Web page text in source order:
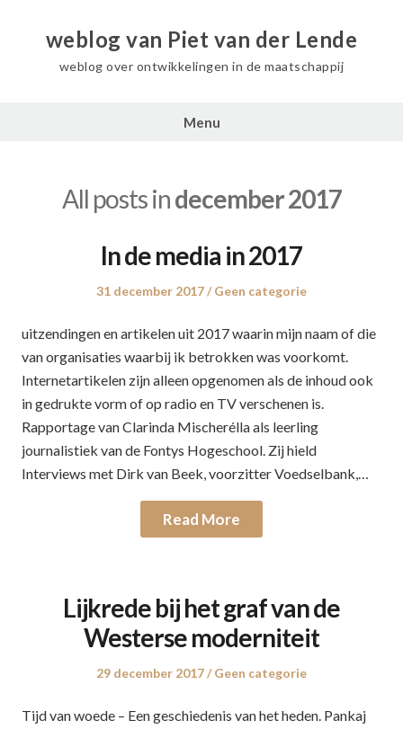
weblog van Piet van der Lende
weblog over ontwikkelingen in de maatschappij
Menu
All posts indecember 2017
In de media in 2017
Posted
31 december 2017
Posted
Geen categorie
uitzendingen en artikelen uit 2017 waarin mijn naam of die
van organisaties waarbij ik betrokken was voorkomt.
Internetartikelen zijn alleen opgenomen als de inhoud ook
in gedrukte vorm of op radio en TV verschenen is.
Rapportage van Clarinda Mischerélla als leerling
journalistiek van de Fontys Hogeschool. Zij hield
Interviews met Dirk van Beek, voorzitter Voedselbank,…
Read More
Lijkrede bij het graf van de
Westerse moderniteit
Posted
29 december 2017
Posted
Geen categorie
Tijd van woede – Een geschiedenis van het heden. Pankaj